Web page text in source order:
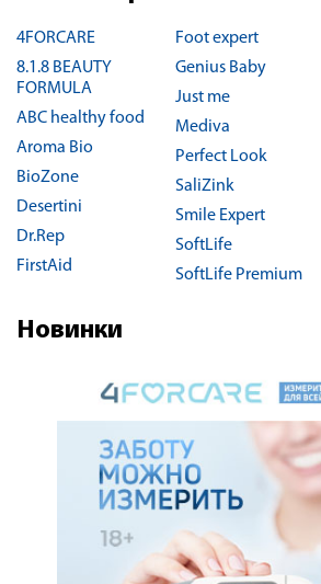
4FORCARE
8.1.8 BEAUTY
FORMULA
ABC healthy food
Aroma Bio
BioZone
Desertini
Dr.Rep
FirstAid
Foot expert
Genius Baby
Just me
Mediva
Perfect Look
SaliZink
Smile Expert
SoftLife
SoftLife Premium
Новинки